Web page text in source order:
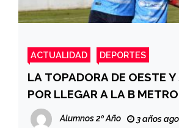
ACTUALIDAD DEPORTES
LA TOPADORA DE OESTE
POR LLEGAR A LA B
Alumnos 2º Año 3 años ago